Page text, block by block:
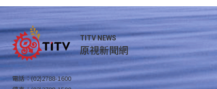
TITV NEWS
原視新聞網
電話：(02)2788-1600